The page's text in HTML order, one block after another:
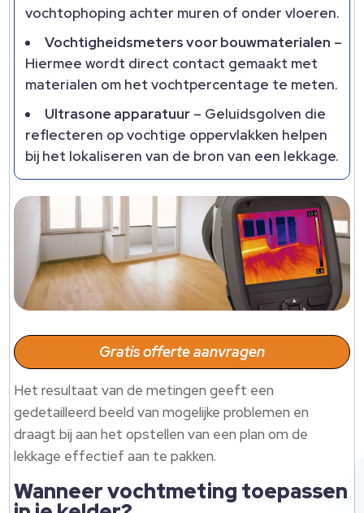
vochtophoping achter muren of onder vloeren.
Vochtigheidsmeters voor bouwmaterialen –
Hiermee wordt direct contact gemaakt met
materialen om het vochtpercentage te meten.
Ultrasone apparatuur – Geluidsgolven die
reflecteren op vochtige oppervlakken helpen
bij het lokaliseren van de bron van een lekkage.
Gratis offerte aanvragen
Het resultaat van de metingen geeft een
gedetailleerd beeld van mogelijke problemen en
draagt bij aan het opstellen van een plan om de
lekkage effectief aan te pakken.
Wanneer vochtmeting toepassen